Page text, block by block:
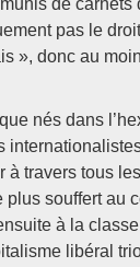
de
pas le
», donc au
nés dans
travers tous
souffert au
à la
libéral